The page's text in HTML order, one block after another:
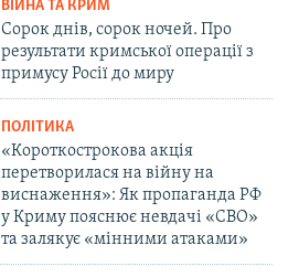
ВІЙНА ТА КРИМ
Сорок днів, сорок ночей. Про
результати кримської операції з
примусу Росії до миру
ПОЛІТИКА
«Короткострокова акція
перетворилася на війну на
виснаження»: Як пропаганда РФ
у Криму пояснює невдачі «СВО»
та залякує «мінними атаками»